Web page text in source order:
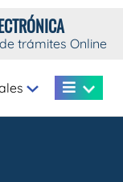
trámites Online